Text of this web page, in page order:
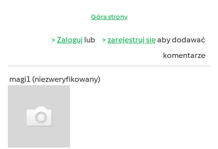
Góra strony
Zaloguj lub zarejestruj sięaby dodawać
komentarze
magi1 (niezweryfikowany)